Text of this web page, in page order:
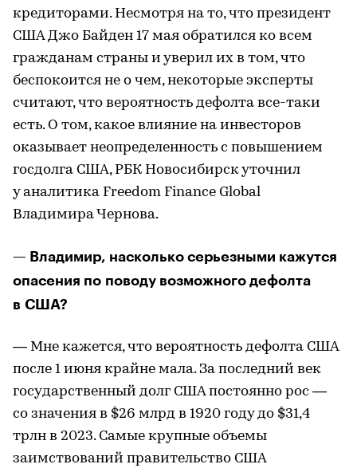
кредиторами. Несмотря на то, что президент
США Джо Байден 17 мая обратился ко всем
гражданам страны и уверил их в том, что
беспокоится не о чем, некоторые эксперты
считают, что вероятность дефолта все-таки
есть. О том, какое влияние на инвесторов
оказывает неопределенность с повышением
госдолга США, РБК Новосибирск уточнил
у аналитика Freedom Finance Global
Владимира Чернова.
— Владимир, насколько серьезными кажутся
опасения по поводу возможного дефолта
в США?
— Мне кажется, что вероятность дефолта США
после 1 июня крайне мала. За последний век
государственный долг США постоянно рос —
со значения в $26 млрд в 1920 году до $31,4
трлн в 2023. Самые крупные объемы
заимствований правительство США